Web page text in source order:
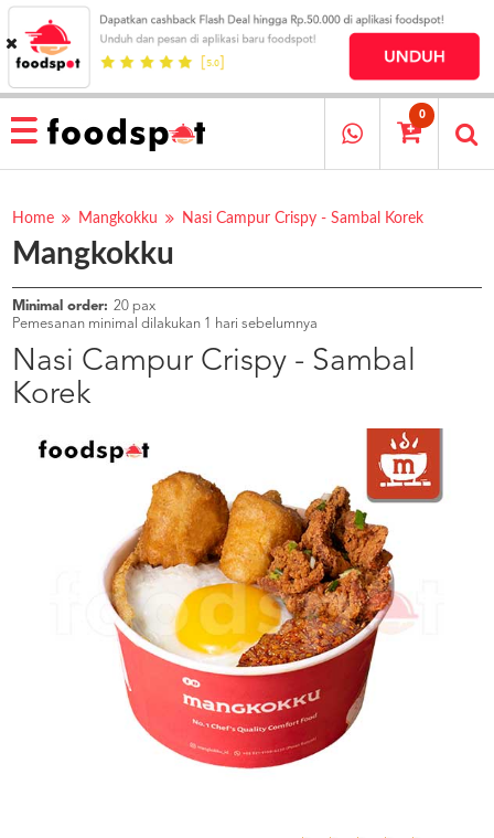
HOME
MENU
RESTAURANT
PESAN
OUR
COMPANY
KATA
MEREKA
KATALOG
LOYALTY
FAQ
0
Home Mangkokku Nasi Campur Crispy - Sambal Korek
Mangkokku
Minimal order: 20 pax
Pemesanan minimal dilakukan 1 hari sebelumnya
Nasi Campur Crispy - Sambal
Korek